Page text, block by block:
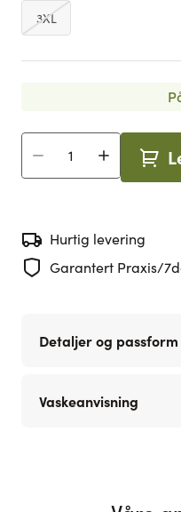
3XL
Antall
Hurtig levering
Garantert Praxis/
Detaljer og passform
Vaskeanvisning